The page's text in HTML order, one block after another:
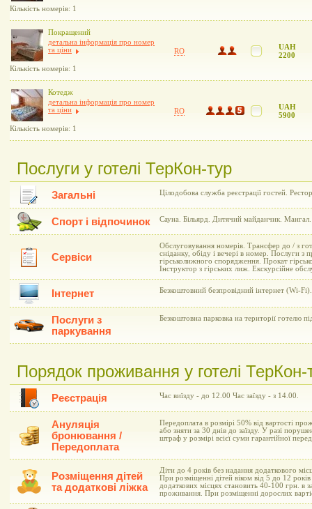
Кількість номерів: 1
Покращений
детальна інформація про номер
та ціни
Кількість номерів: 1
RO
UAH
2200
Котедж
детальна інформація про номер
та ціни
Кількість номерів: 1
RO
UAH
5900
Послуги у готелі ТерКон-тур
Загальні Цілодобова служба реєстрації гостей.
Спорт і відпочинок Сауна. Більярд. Дитячий майданчик. Мангал.
Сервіси
Обслуговування номерів. Трансфер до / з
сніданку, обіду і вечері в номер. Послуги з
гірськолижного спорядження. Прокат
Інструктор з гірських лиж. Екскурсійне
Інтернет Безкоштовний безпровідний інтернет (Wi-Fi).
Послуги з
паркування
Безкоштовна парковка на території готелю
Порядок проживання у готелі ТерКон-
Реєстрація Час виїзду - до 12.00 Час заїзду - з 14.00.
Ануляція
бронювання /
Передоплата
Передоплата в розмірі 50% від вартості
або зняти за 30 днів до заїзду. У разі
штраф у розмірі всієї суми гарантійної
Розміщення дітей
та додаткові ліжка
Діти до 4 років без надання додаткового
При розміщенні дітей віком від 5 до 12
додаткових місцях становить 40-100 грн. в
проживання. При розміщенні дорослих